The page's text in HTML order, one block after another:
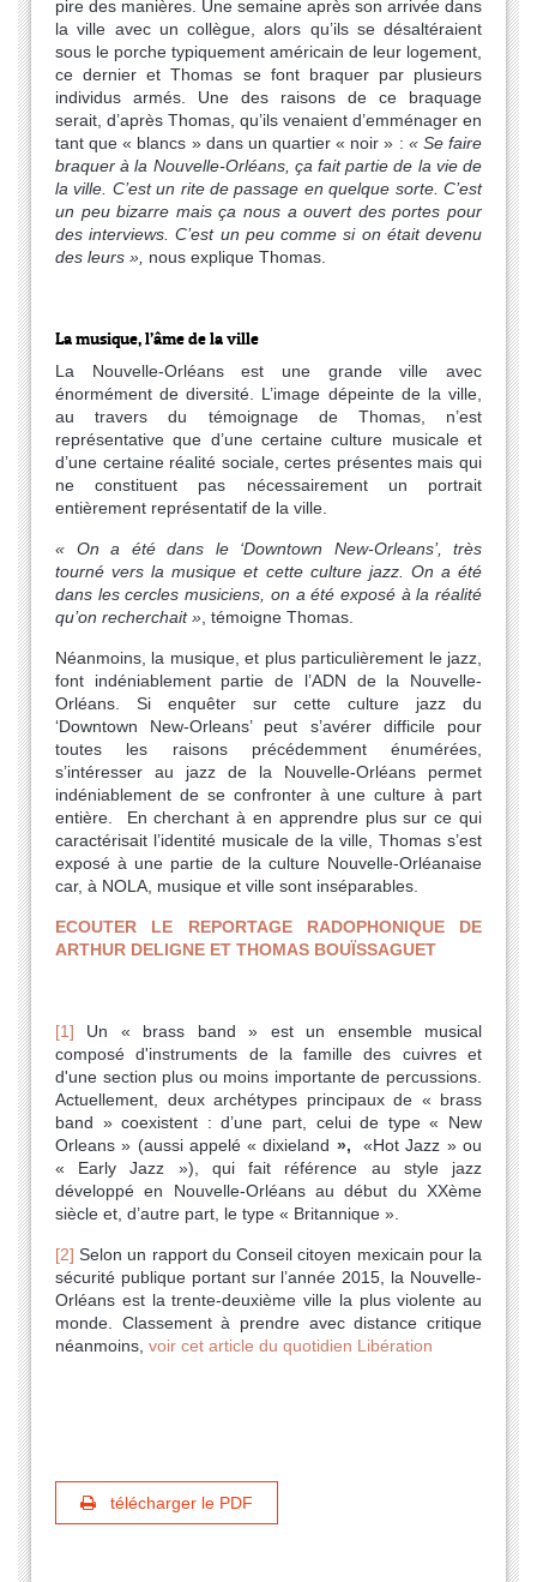
pire des manières. Une semaine après son arrivée dans
la ville avec un collègue, alors qu’ils se désaltéraient
sous le porche typiquement américain de leur logement,
ce dernier et Thomas se font braquer par plusieurs
individus armés. Une des raisons de ce braquage
serait, d’après Thomas, qu’ils venaient d’emménager en
tant que « blancs » dans un quartier « noir » : « Se faire
braquer à la Nouvelle-Orléans, ça fait partie de la vie de
la ville. C’est un rite de passage en quelque sorte. C’est
un peu bizarre mais ça nous a ouvert des portes pour
des interviews. C’est un peu comme si on était devenu
des leurs », nous explique Thomas.
La musique, l’âme de la ville
La Nouvelle-Orléans est une grande ville avec
énormément de diversité. L’image dépeinte de la ville,
au travers du témoignage de Thomas, n’est
représentative que d’une certaine culture musicale et
d’une certaine réalité sociale, certes présentes mais qui
ne constituent pas nécessairement un portrait
entièrement représentatif de la ville.
« On a été dans le ‘Downtown New-Orleans’, très
tourné vers la musique et cette culture jazz. On a été
dans les cercles musiciens, on a été exposé à la réalité
qu’on recherchait » , témoigne Thomas.
Néanmoins, la musique, et plus particulièrement le jazz,
font indéniablement partie de l’ADN de la Nouvelle-
Orléans. Si enquêter sur cette culture jazz du
‘Downtown New-Orleans’ peut s’avérer difficile pour
toutes les raisons précédemment énumérées,
s’intéresser au jazz de la Nouvelle-Orléans permet
indéniablement de se confronter à une culture à part
entière. En cherchant à en apprendre plus sur ce qui
caractérisait l’identité musicale de la ville, Thomas s’est
exposé à une partie de la culture Nouvelle-Orléanaise
car, à NOLA, musique et ville sont inséparables.
ECOUTER LE REPORTAGE RADOPHONIQUE DE
ARTHUR DELIGNE ET THOMAS BOUÏSSAGUET
[1] Un « brass band » est un ensemble musical
composé d'instruments de la famille des cuivres et
d'une section plus ou moins importante de percussions.
Actuellement, deux archétypes principaux de « brass
band » coexistent : d’une part, celui de type « New
Orleans » (aussi appelé « dixieland », «Hot Jazz » ou
« Early Jazz »), qui fait référence au style jazz
développé en Nouvelle-Orléans au début du XXème
siècle et, d’autre part, le type « Britannique ».
[2] Selon un rapport du Conseil citoyen mexicain pour la
sécurité publique portant sur l’année 2015, la Nouvelle-
Orléans est la trente-deuxième ville la plus violente au
monde. Classement à prendre avec distance critique
néanmoins, voir cet article du quotidien Libération
télécharger le PDF